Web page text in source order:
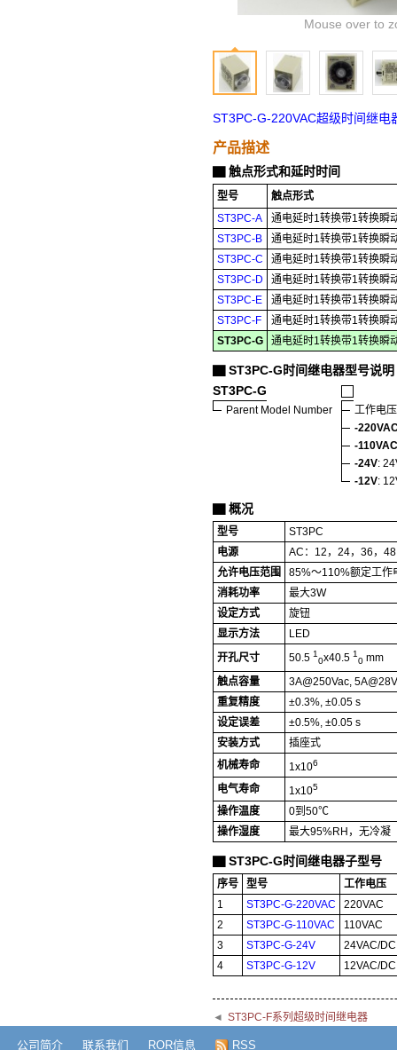
Mouse over to
ST3PC-G-220VAC超级时间继电
产品描述
触点形式和延时时间
型号
触点形式
ST3PC-A
通电延时1转换带1转换瞬
ST3PC-B
通电延时1转换带1转换瞬
ST3PC-C
通电延时1转换带1转换瞬
ST3PC-D
通电延时1转换带1转换瞬
ST3PC-E
通电延时1转换带1转换瞬
ST3PC-F
通电延时1转换带1转换瞬
ST3PC-G
通电延时1转换带1转换瞬
ST3PC-G时间继电器型号说明
ST3PC-G
Parent Model Number
工作电压
-
-110VAC
-24V:
-12V:
概况
型号
ST3PC
电源
AC：12，24，36，
允许电压范围
85%～110%额定工作
消耗功率
最大3W
设定方式
旋钮
显示方法
LED
开孔尺寸
50.5 1
0x40.5 1
0 mm
触点容量
3A@250Vac,
重复精度
±0.3%, ±0.05 s
设定误差
±0.5%, ±0.05 s
安装方式
插座式
机械寿命
1x106
电气寿命 1x105
操作温度
0到50℃
操作湿度
最大95%RH，无冷凝
ST3PC-G时间继电器子型号
序号 型号
工作电压
1
ST3PC-G-220VAC
220VAC
2
ST3PC-G-110VAC
110VAC
3
ST3PC-G-24V
24VAC/DC
4
ST3PC-G-12V 12VAC/DC
◄ ST3PC-F系列超级时间继电器
公司简介 联系我们 ROR信息
RSS